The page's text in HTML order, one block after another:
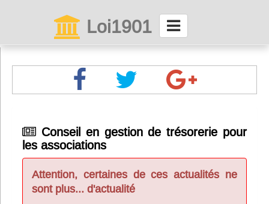
Loi1901
Menu général
ServiceAsso
Conseil en gestion de trésorerie pour
les associations
Attention, certaines de ces actualités ne
sont plus... d'actualité